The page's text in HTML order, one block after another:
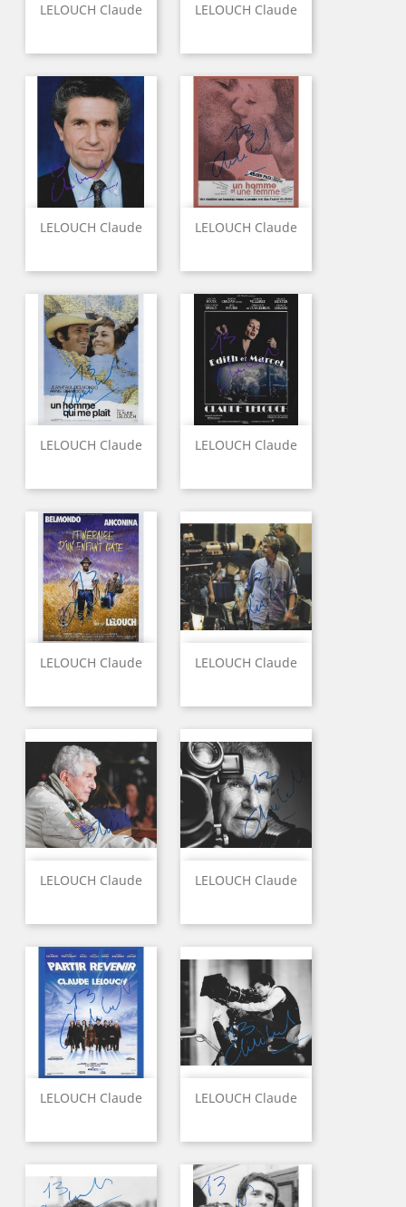
LELOUCH Claude LELOUCH Claude
LELOUCH Claude LELOUCH Claude
LELOUCH Claude LELOUCH Claude
LELOUCH Claude LELOUCH Claude
LELOUCH Claude LELOUCH Claude
LELOUCH Claude LELOUCH Claude